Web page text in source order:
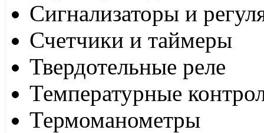
Сигнализаторы и
Счетчики и таймеры
Твердотельные реле
Температурные
Термоманометры